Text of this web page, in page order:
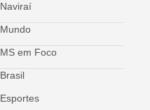
Naviraí
Mundo
MS em Foco
Brasil
Esportes